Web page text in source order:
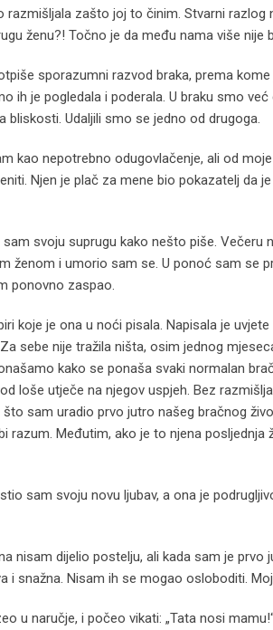
razmišljala zašto joj to činim. Stvarni
ženu?! Točno je da među nama više nije
sporazumni razvod braka, prema
ih je pogledala i poderala. U braku smo
bliskosti. Udaljili smo se jedno od drugoga.
kao nepotrebno odugovlačenje, ali od
Njen je plač za mene bio pokazatelj da
svoju suprugu kako nešto piše. Večeru
ženom i umorio sam se. U ponoć sam se
ponovno zaspao.
koje je ona u noći pisala. Napisala je
sebe nije tražila ništa, osim jednog
kako se ponaša svaki normalan
loše utječe na njegov uspjeh. Bez
sam uradio prvo jutro našeg bračnog
razum. Međutim, ako je to njena
sam svoju novu ljubav, a ona je
nisam dijelio postelju, ali kada sam je
i snažna. Nisam ih se mogao osloboditi.
u naručje, i počeo vikati: „Tata nosi